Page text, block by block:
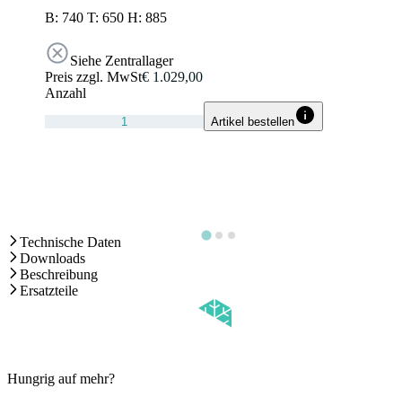
B: 740 T: 650 H: 885
Siehe Zentrallager
Preis zzgl. MwSt€ 1.029,00
Anzahl
Artikel bestellen
Technische Daten
Downloads
Beschreibung
Ersatzteile
Hungrig auf mehr?